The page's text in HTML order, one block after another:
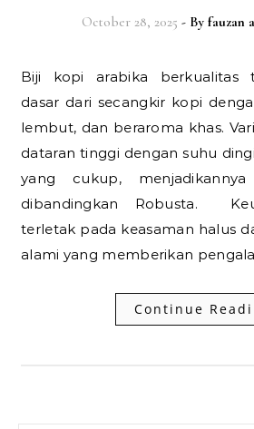
October 28, 2025 - By fauzan
Biji kopi arabika berkualitas tinggi merupakan
dasar dari secangkir kopi
lembut, dan beraroma khas.
dataran tinggi dengan suhu
yang cukup,
dibandingkan Robusta.
terletak pada keasaman halus
alami yang memberikan
Continue